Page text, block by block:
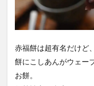
赤福餅は超有名だけど
餅にこしあんがウェー
お餅。